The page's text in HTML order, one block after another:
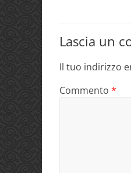
Lascia un
Il tuo indirizzo
Commento *